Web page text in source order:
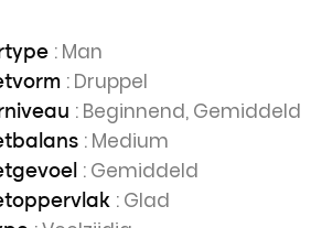
: Man
: Druppel
: Beginnend, Gemiddeld
: Medium
: Gemiddeld
: Glad